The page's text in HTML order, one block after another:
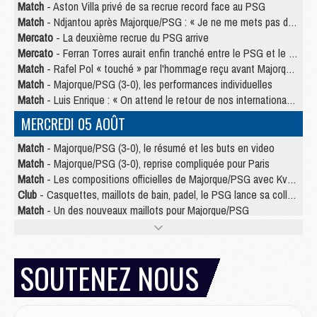
Match - Aston Villa privé de sa recrue record face au PSG
Match - Ndjantou après Majorque/PSG : « Je ne me mets pas de plafond »
Mercato - La deuxième recrue du PSG arrive
Mercato - Ferran Torres aurait enfin tranché entre le PSG et le Barça
Match - Rafel Pol « touché » par l'hommage reçu avant Majorque/PSG
Match - Majorque/PSG (3-0), les performances individuelles
Match - Luis Enrique : « On attend le retour de nos internationaux »
MERCREDI 05 AOÛT
Match - Majorque/PSG (3-0), le résumé et les buts en video
Match - Majorque/PSG (3-0), reprise compliquée pour Paris
Match - Les compositions officielles de Majorque/PSG avec Kvara et de nombreux jeunes
Club - Casquettes, maillots de bain, padel, le PSG lance sa collection été
Match - Un des nouveaux maillots pour Majorque/PSG
- Le PSG prépare une nouvelle offre pour Suzuki
Match- Le groupe pour Majorque/PSG avec 11 absents
Mercato- Le PSG officialise un quatrième prêt
Mercato- Liverpool ne veut pas que Barcola au PSG
SOUTENEZ NOUS